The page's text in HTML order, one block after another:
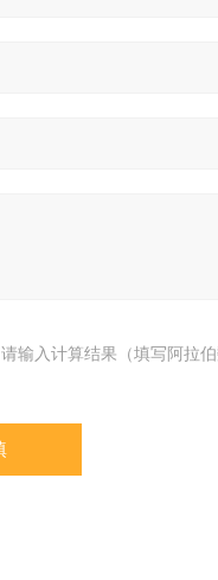
请输入计算结果（填写阿拉